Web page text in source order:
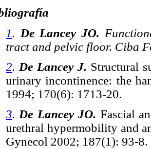
1. De Lancey JO.
tract and pelvic floor. Ciba
2. De Lancey J. Structural
urinary incontinence: the
1994; 170(6): 1713-20.
3. De Lancey JO. Fascial
urethral hypermobility and
Gynecol 2002; 187(1): 93-8.